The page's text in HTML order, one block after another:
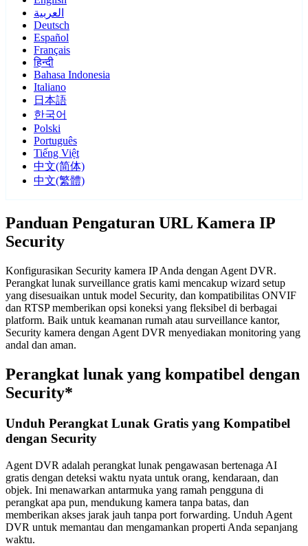
العربية
Deutsch
Español
Français
हिन्दी
Bahasa Indonesia
Italiano
日本語
한국어
Polski
Português
Tiếng Việt
中文(简体)
中文(繁體)
Panduan Pengaturan URL Kamera IP
Security
Konfigurasikan Security kamera IP Anda dengan Agent DVR.
Perangkat lunak surveillance gratis kami mencakup wizard setup
yang disesuaikan untuk model Security, dan kompatibilitas ONVIF
dan RTSP memberikan opsi koneksi yang fleksibel di berbagai
platform. Baik untuk keamanan rumah atau surveillance kantor,
Security kamera dengan Agent DVR menyediakan monitoring yang
andal dan aman.
Perangkat lunak yang kompatibel dengan
Security*
Unduh Perangkat Lunak Gratis yang Kompatibel
dengan Security
Agent DVR adalah perangkat lunak pengawasan bertenaga AI
gratis dengan deteksi waktu nyata untuk orang, kendaraan, dan
objek. Ini menawarkan antarmuka yang ramah pengguna di
perangkat apa pun, mendukung kamera tanpa batas, dan
memberikan akses jarak jauh tanpa port forwarding. Unduh Agent
DVR untuk memantau dan mengamankan properti Anda sepanjang
waktu.